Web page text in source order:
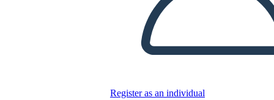
Register as an individual